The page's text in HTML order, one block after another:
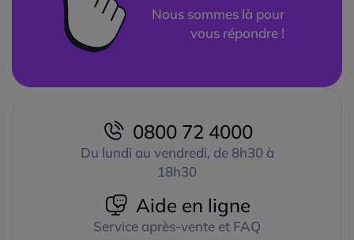
Nous sommes là pour
vous répondre !
0800 72 4000
Du lundi au vendredi, de 8h30 à
18h30
Aide en ligne
Service après-vente et FAQ